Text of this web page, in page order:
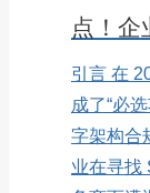
点！企
引言 在
成了“必
字架构合
业在寻找